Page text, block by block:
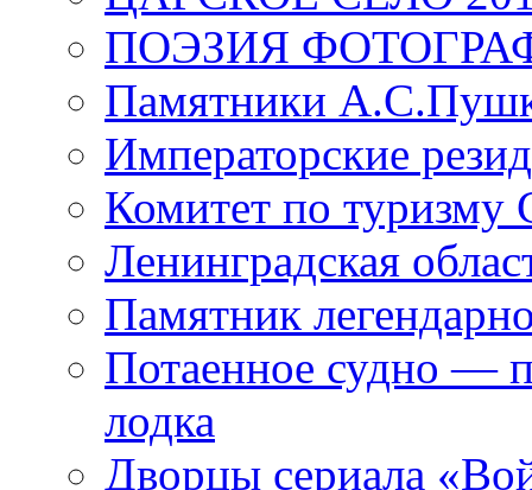
ПОЭЗИЯ
Памятники
Императорские
Комитет по туризму
Ленинградская
Памятник
Потаенное судно —
лодка
Дворцы сериала